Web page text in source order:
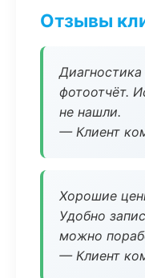
Отзывы
фотоотчёт.
не нашли.
— Клиент
Хорошие
Удобно
можно
— Клиент